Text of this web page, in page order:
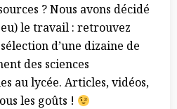
? Nous avons décidé
le travail : retrouvez
d’une dizaine de
des sciences
au lycée. Articles, vidéos,
les goûts !